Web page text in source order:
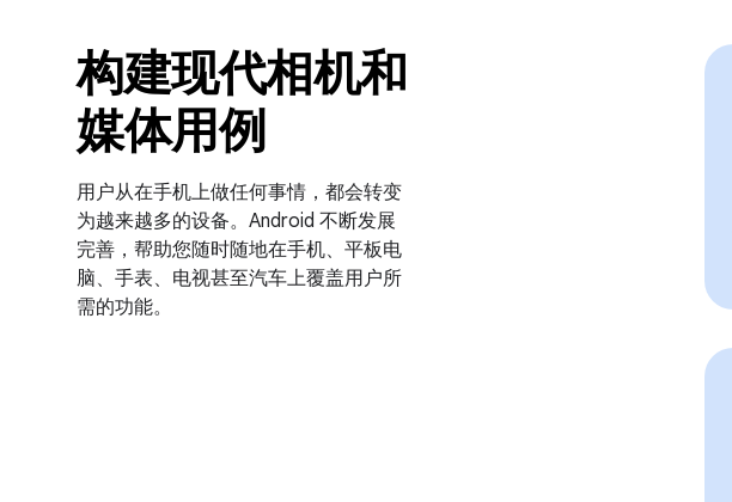
构建现代相机和
媒体用例
用户从在手机上做任何事情，都会转变
为越来越多的设备。Android 不断发展
完善，帮助您随时随地在手机、平板电
脑、手表、电视甚至汽车上覆盖用户所
需的功能。